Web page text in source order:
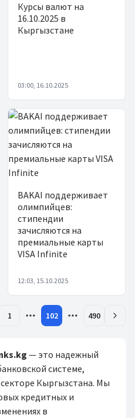
Курсы валют на
16.10.2025 в
Кыргызстане
03:00, 16.10.2025
BAKAI поддерживает
олимпийцев:
стипендии
зачисляются на
премиальные карты
VISA Infinite
12:03, 15.10.2025
1 102 490
— это надежный
системе,
Кыргызстана. Мы
кредитных и
в